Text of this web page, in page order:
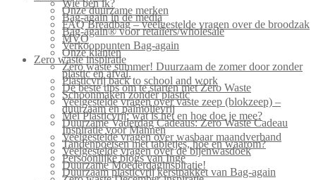
Wie ben ik?
Onze duurzame merken
Bag-again in de media
FAQ Breadbag – veelgestelde vragen over de broodzak
Bag-again® voor retailers/wholesale
MVO
Verkooppunten Bag-again
Onze klanten
Zero waste inspiratie
Zero waste summer! Duurzaam de zomer door zonder
plastic en afval.
Plasticvrij back to school and work
De beste tips om te starten met Zero Waste
Schoonmaken zonder plastic
Veelgestelde vragen over vaste zeep (blokzeep) –
duurzaam en palmolievrij
Mei Plasticvrij: wat is het en hoe doe je mee?
Duurzame Vaderdag Cadeaus: Zero Waste Cadeau
Inspiratie voor Mannen
Veelgestelde vragen over wasbaar maandverband
Tandenpoetsen met tabletjes, hoe en waarom?
Veelgestelde vragen over de bijenwasdoek
Persoonlijke blogs van Inge
Duurzame Moederdaginspiratie!
Duurzaam plasticvrij kerstpakket van Bag-again